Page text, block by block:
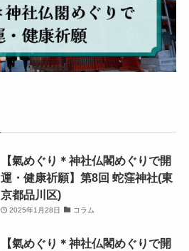
【氣めぐり＊神社仏閣めぐりで開
運・健康祈願】第8回 蛇窪神社(東
京都品川区)
2025年1月28日 コラム
【氣めぐり＊神社仏閣めぐりで開